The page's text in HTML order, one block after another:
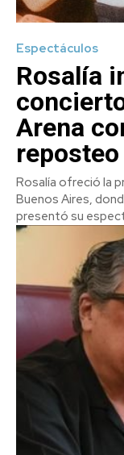
Espectáculos
Rosalía
Arena
reposteo
Rosalía ofreció la
Buenos Aires,
presentó su